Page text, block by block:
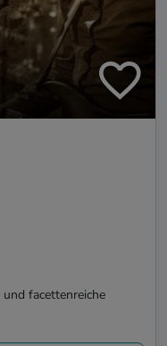
facettenreiche